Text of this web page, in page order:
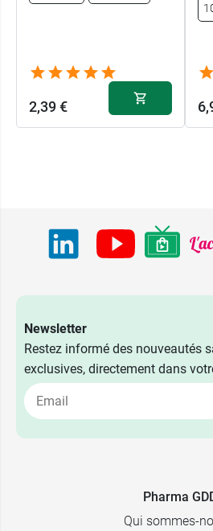
2,39 €
Newsletter
Restez informé des nouveautés
exclusives, directement dans
Pharma
Qui sommes-